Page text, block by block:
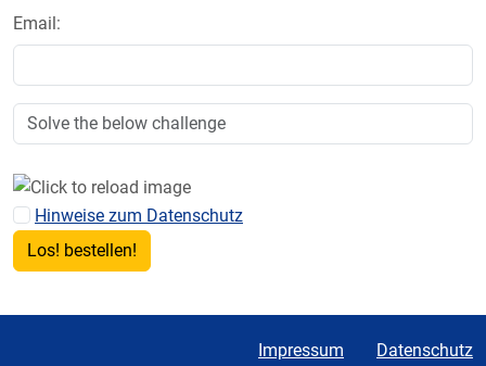
Email:
Hinweise zum Datenschutz
Impressum Datenschutz